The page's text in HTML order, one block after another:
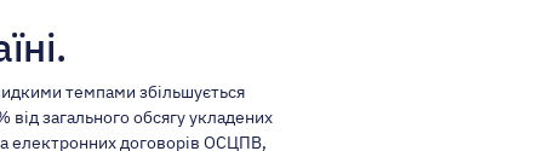
темпами збільшується
загального обсягу укладених
електронних договорів ОСЦПВ,